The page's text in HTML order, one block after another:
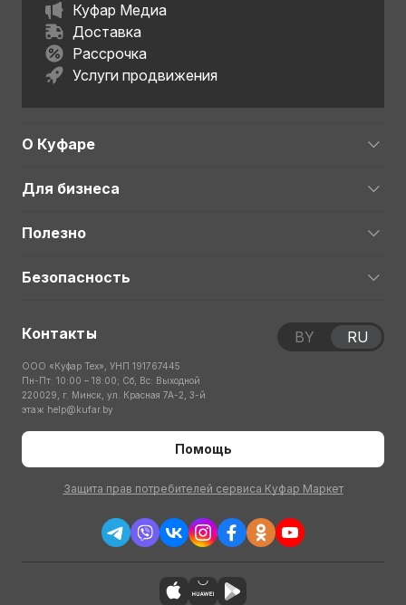
Куфар Медиа
Доставка
Рассрочка
Услуги продвижения
О Куфаре
Для бизнеса
Полезно
Безопасность
Контакты
ООО «Куфар Тех», УНП 191767445
Пн-Пт: 10:00 – 18:00; Сб, Вс: Выходной
220029, г. Минск, ул. Красная 7А-2, 3-й
этаж help@kufar.by
Помощь
Защита прав потребителей сервиса Куфар Маркет
BY RU